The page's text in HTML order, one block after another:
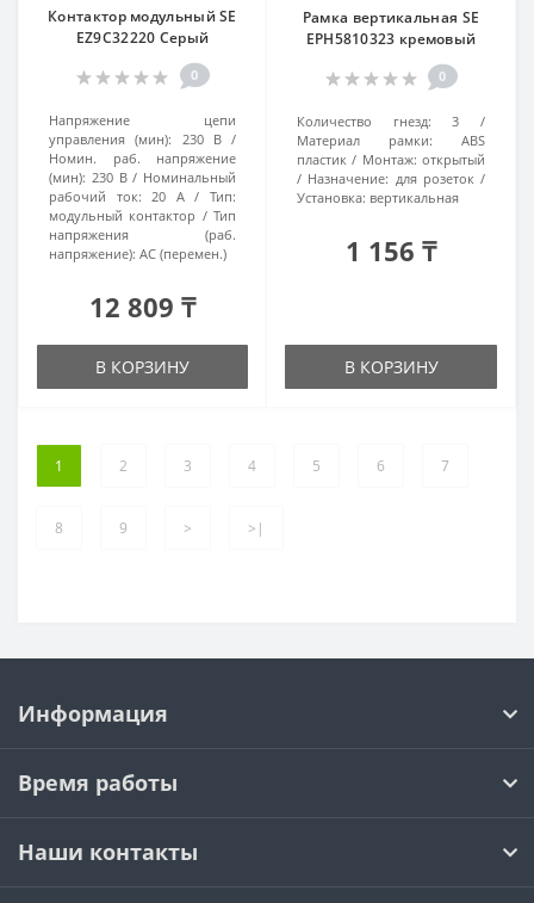
Контактор модульный SE
EZ9C32220 Серый
0
Напряжение цепи
управления (мин):
230 В
Номин. раб. напряжение
(мин): 230 В
Номинальный
рабочий ток:
20 А
Тип:
модульный контактор
Тип
напряжения (раб.
напряжение): AC (перемен.)
12 809 ₸
В КОРЗИНУ
Рамка вертикальная SE
EPH5810323 кремовый
0
Количество гнезд:
3
Материал рамки:
ABS
пластик
Монтаж: открытый
Назначение: для розеток
Установка: вертикальная
1 156 ₸
В КОРЗИНУ
1 2 3 4 5 6 7
8 9 > >|
Информация
Время работы
Наши контакты